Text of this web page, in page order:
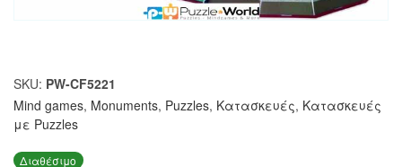
SKU: PW-CF5221
Mind games, Monuments, Puzzles, Κατασκευές, Κατασκευές
με Puzzles
Διαθέσιμο